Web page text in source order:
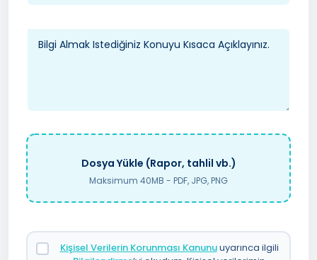
Dosya Yükle (Rapor, tahlil vb.)
Maksimum 40MB - PDF, JPG, PNG
Kişisel Verilerin Korunması Kanunuuyarınca ilgili